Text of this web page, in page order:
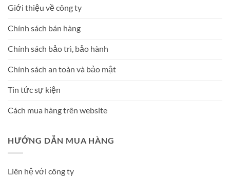
Giới thiệu về công ty
Chính sách bán hàng
Chính sách bảo trì, bảo hành
Chính sách an toàn và bảo mật
Tin tức sự kiện
Cách mua hàng trên website
HƯỚNG DẪN MUA HÀNG
Liên hệ với công ty